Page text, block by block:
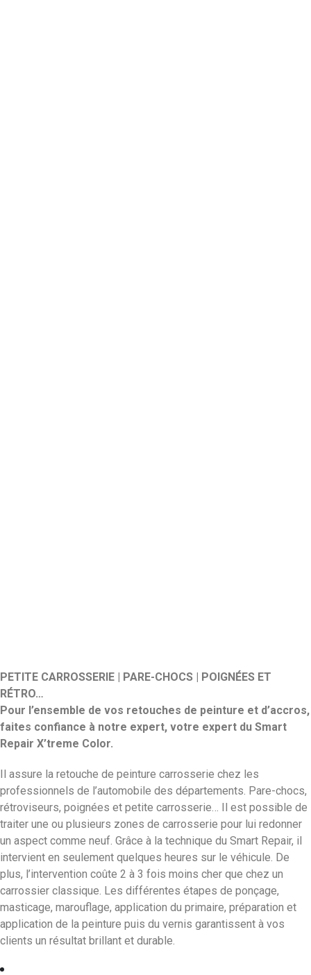
PETITE CARROSSERIE | PARE-CHOCS | POIGNÉES ET
RÉTRO…
Pour l’ensemble de vos retouches de peinture et d’accros,
faites confiance à notre expert, votre expert du Smart
Repair X’treme Color.
Il assure la retouche de peinture carrosserie chez les
professionnels de l’automobile des départements. Pare-chocs,
rétroviseurs, poignées et petite carrosserie… Il est possible de
traiter une ou plusieurs zones de carrosserie pour lui redonner
un aspect comme neuf. Grâce à la technique du Smart Repair, il
intervient en seulement quelques heures sur le véhicule. De
plus, l’intervention coûte 2 à 3 fois moins cher que chez un
carrossier classique. Les différentes étapes de ponçage,
masticage, marouflage, application du primaire, préparation et
application de la peinture puis du vernis garantissent à vos
clients un résultat brillant et durable.